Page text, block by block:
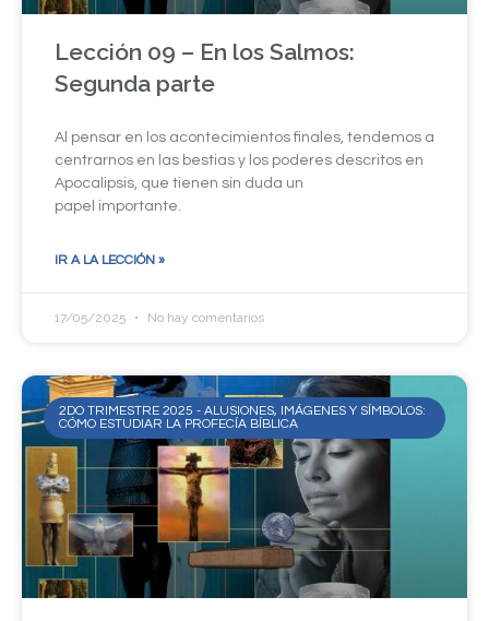
Lección 09 – En los Salmos:
Segunda parte
Al pensar en los acontecimientos finales, tendemos a
centrarnos en las bestias y los poderes descritos en
Apocalipsis, que tienen sin duda un
papel importante.
IR A LA LECCIÓN »
17/05/2025 No hay comentarios
2DO TRIMESTRE 2025 - ALUSIONES, IMÁGENES Y SÍMBOLOS:
CÓMO ESTUDIAR LA PROFECÍA BÍBLICA